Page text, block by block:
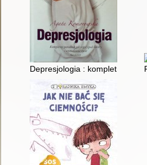
Depresjologia : kompletny